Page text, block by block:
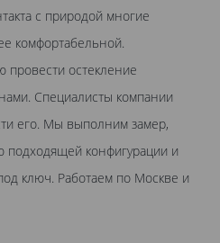
с природой многие
комфортабельной.
провести остекление
Специалисты компании
его. Мы выполним замер,
подходящей конфигурации и
ключ. Работаем по Москве и